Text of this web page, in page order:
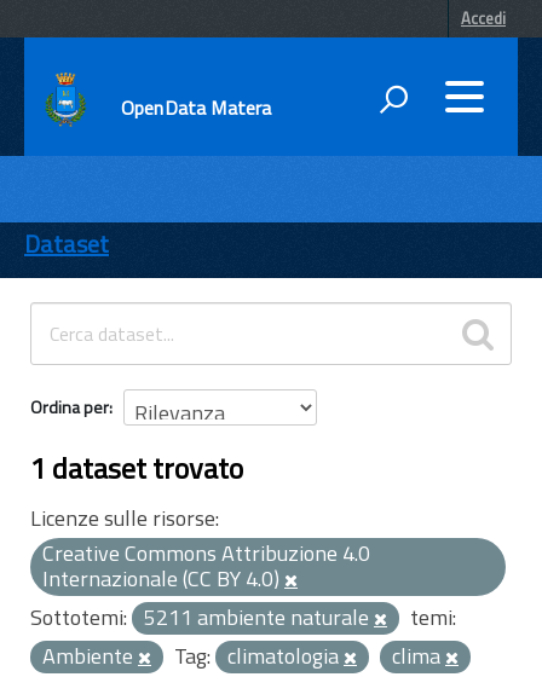
Accedi
OpenData Matera
ENTI
TEMI
INFORMAZIONI
Dataset
Ordina per
1 dataset trovato
Licenze sulle risorse:
Creative Commons Attribuzione 4.0
Internazionale (CC BY 4.0)
Sottotemi: 5211 ambiente naturale
temi:
Ambiente
Tag: climatologia
clima